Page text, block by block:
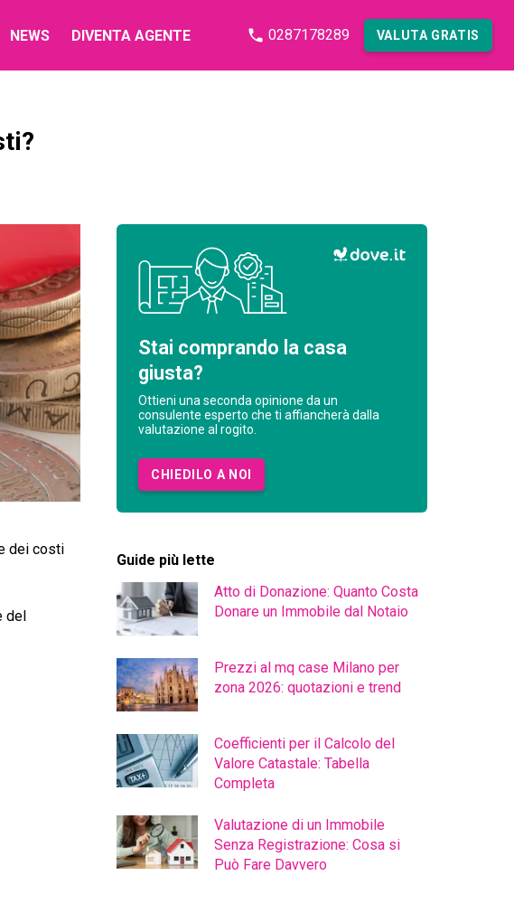
NEWS DIVENTA AGENTE 0287178289 VALUTA GRATIS
dei costi
del
Stai comprando la casa
giusta?
Ottieni una seconda opinione da un
consulente esperto che ti affiancherà dalla
valutazione al rogito.
CHIEDILO A NOI
Guide più lette
Atto di Donazione: Quanto Costa
Donare un Immobile dal Notaio
Prezzi al mq case Milano per
zona 2026: quotazioni e trend
Coefficienti per il Calcolo del
Valore Catastale: Tabella
Completa
Valutazione di un Immobile
Senza Registrazione: Cosa si
Può Fare Davvero